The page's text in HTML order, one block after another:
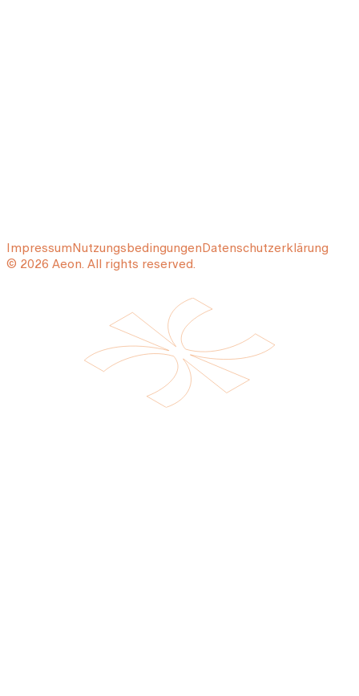
ImpressumNutzungsbedingungenDatenschutzerklärung
© 2026 Aeon. All rights reserved.